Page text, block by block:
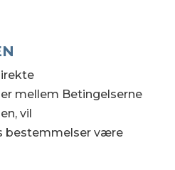
mellem Betingelserne
vil
bestemmelser være